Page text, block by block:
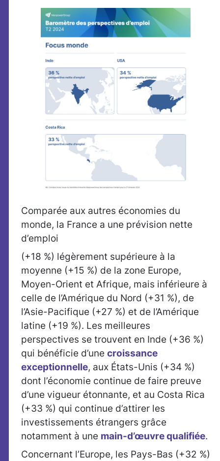
Comparée aux autres économies du
monde, la France a une prévision nette
d’emploi
(+18 %) légèrement supérieure à la
moyenne (+15 %) de la zone Europe,
Moyen-Orient et Afrique, mais inférieure à
celle de l’Amérique du Nord (+31 %), de
l’Asie-Pacifique (+27 %) et de l’Amérique
latine (+19 %). Les meilleures
perspectives se trouvent en Inde (+36 %)
qui bénéficie d’une croissance
exceptionnelle, aux États-Unis (+34 %)
dont l’économie continue de faire preuve
d’une vigueur étonnante, et au Costa Rica
(+33 %) qui continue d’attirer les
investissements étrangers grâce
notamment à une main-d’œuvre qualifiée.
Concernant l’Europe, les Pays-Bas (+32 %)